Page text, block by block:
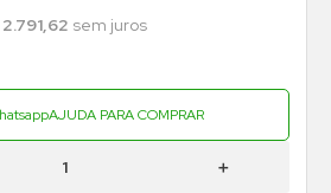
2.791,62 sem juros
AJUDA PARA COMPRAR
＋